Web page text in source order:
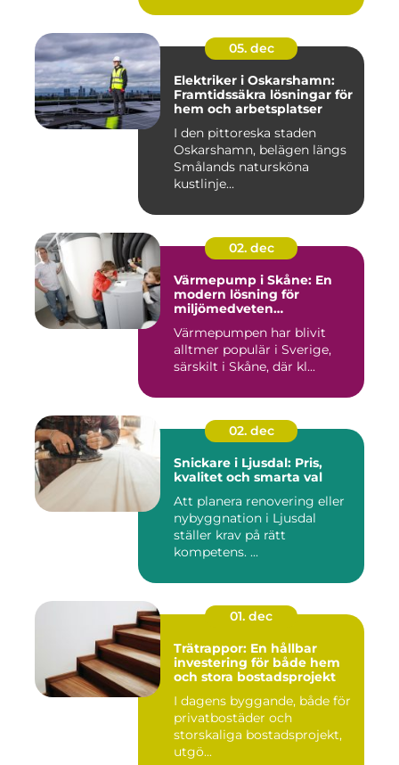
05. dec
Elektriker i Oskarshamn:
Framtidssäkra lösningar för
hem och arbetsplatser
I den pittoreska staden
Oskarshamn, belägen längs
Smålands natursköna
kustlinje...
02. dec
Värmepump i Skåne: En
modern lösning för
miljömedveten
Värmepumpen har blivit
alltmer populär i Sverige,
särskilt i Skåne, där kl...
02. dec
Snickare i Ljusdal: Pris,
kvalitet och smarta val
Att planera renovering eller
nybyggnation i Ljusdal
ställer krav på rätt
kompetens. ...
01. dec
Trätrappor: En hållbar
investering för både hem
och stora bostadsprojekt
I dagens byggande, både för
privatbostäder och
storskaliga bostadsprojekt,
utgö...